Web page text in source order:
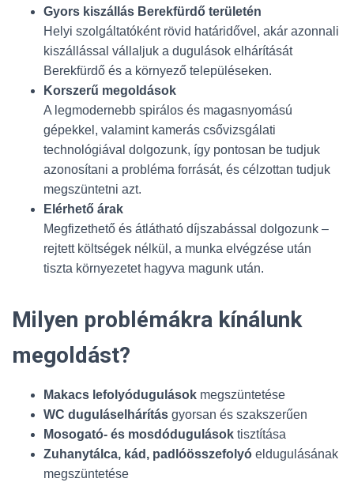
Gyors kiszállás Berekfürdő területén
Helyi szolgáltatóként rövid határidővel, akár azonnali
kiszállással vállaljuk a dugulások elhárítását
Berekfürdő és a környező településeken.
Korszerű megoldások
A legmodernebb spirálos és magasnyomású
gépekkel, valamint kamerás csővizsgálati
technológiával dolgozunk, így pontosan be tudjuk
azonosítani a probléma forrását, és célzottan tudjuk
megszüntetni azt.
Elérhető árak
Megfizethető és átlátható díjszabással dolgozunk –
rejtett költségek nélkül, a munka elvégzése után
tiszta környezetet hagyva magunk után.
Milyen problémákra kínálunk
megoldást?
Makacs lefolyódugulások megszüntetése
WC duguláselhárítás gyorsan és szakszerűen
Mosogató- és mosdódugulások tisztítása
Zuhanytálca, kád, padlóösszefolyó eldugulásának
megszüntetése